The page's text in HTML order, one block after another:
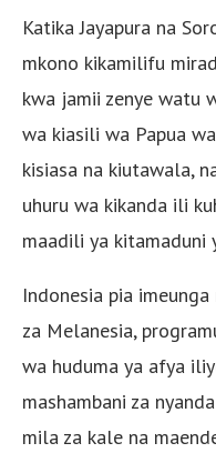
Katika Jayapura na
mkono kikamilifu
kwa jamii zenye watu
wa kiasili wa Papua
kisiasa na kiutawala,
uhuru wa kikanda ili
maadili ya kitamaduni
Indonesia pia
za Melanesia,
wa huduma ya afya
mashambani za
mila za kale na